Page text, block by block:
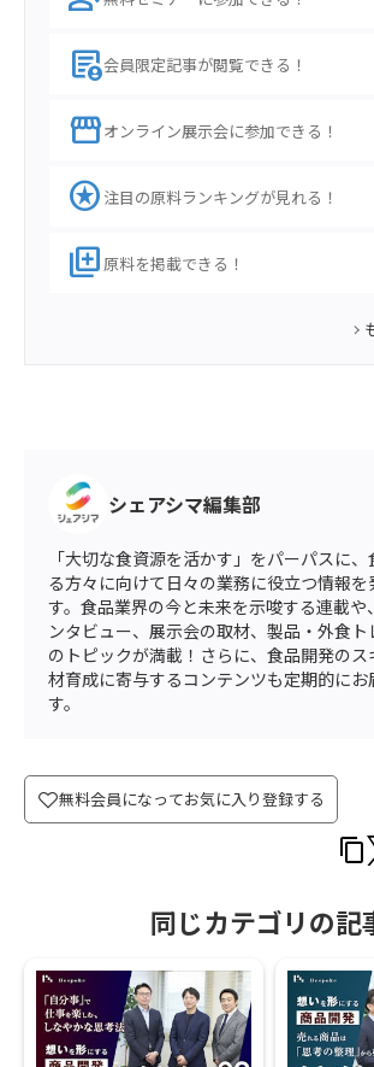
demography会員限定記事が閲覧できる！
storefrontオンライン展示会に参加できる！
stars 注目の原料ランキングが見れる！
library_add 原料を掲載できる！
シェアシマ編集部
「大切な食資源を活かす」をパーパスに
る方々に向けて日々の業務に役立つ情報を
す。食品業界の今と未来を示唆する連載や
ンタビュー、展示会の取材、製品・外食ト
のトピックが満載！さらに、食品開発のス
材育成に寄与するコンテンツも定期的にお
す。
無料会員になってお気に入り登録する
同じカテゴリの記